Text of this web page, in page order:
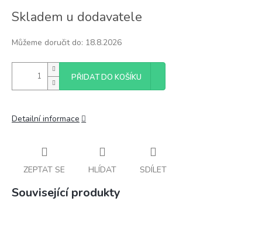
cena:
Skladem u dodavatele
Můžeme doručit do: 18.8.2026
PŘIDAT DO KOŠÍKU
Detailní informace
ZEPTAT SE HLÍDAT SDÍLET
Související produkty